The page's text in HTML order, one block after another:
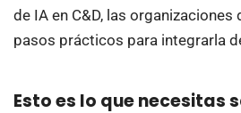
de IA en C&D, las
pasos prácticos para integrarla
Esto es lo que necesitas